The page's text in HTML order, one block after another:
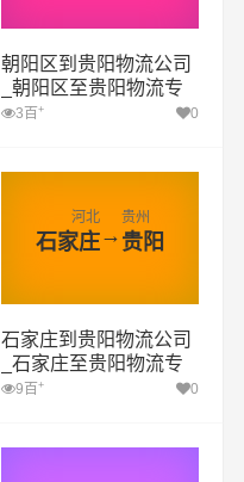
朝阳区到贵阳物流公司
_朝阳区至贵阳物流专
线3百 + 0
河北
石家庄→
贵州
贵阳
石家庄到贵阳物流公司
_石家庄至贵阳物流专
线9百 + 0